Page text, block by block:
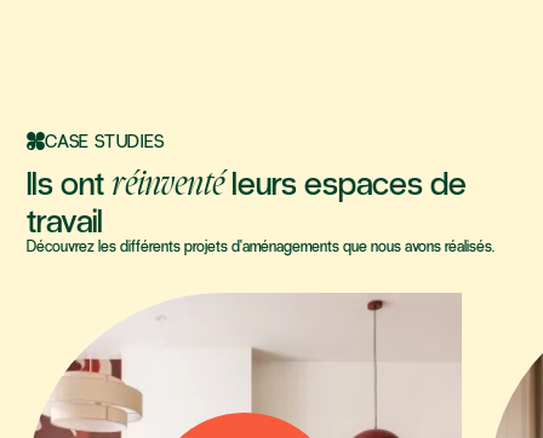
CASE STUDIES
Ils ontréinventéleurs espaces de
travail
Découvrez les différents projets d'aménagements que nous avons réalisés.